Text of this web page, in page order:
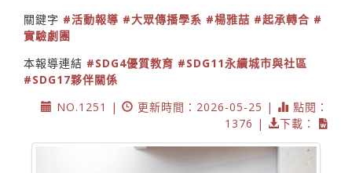
關鍵字 #活動報導 #大眾傳播學系 #楊雅喆 #起承轉合 #
實驗劇團
本報導連結 #SDG4優質教育 #SDG11永續城市與社區
#SDG17夥伴關係
NO.1251 |
更新時間：2026-05-25 |
點閱：
1376 |
下載：